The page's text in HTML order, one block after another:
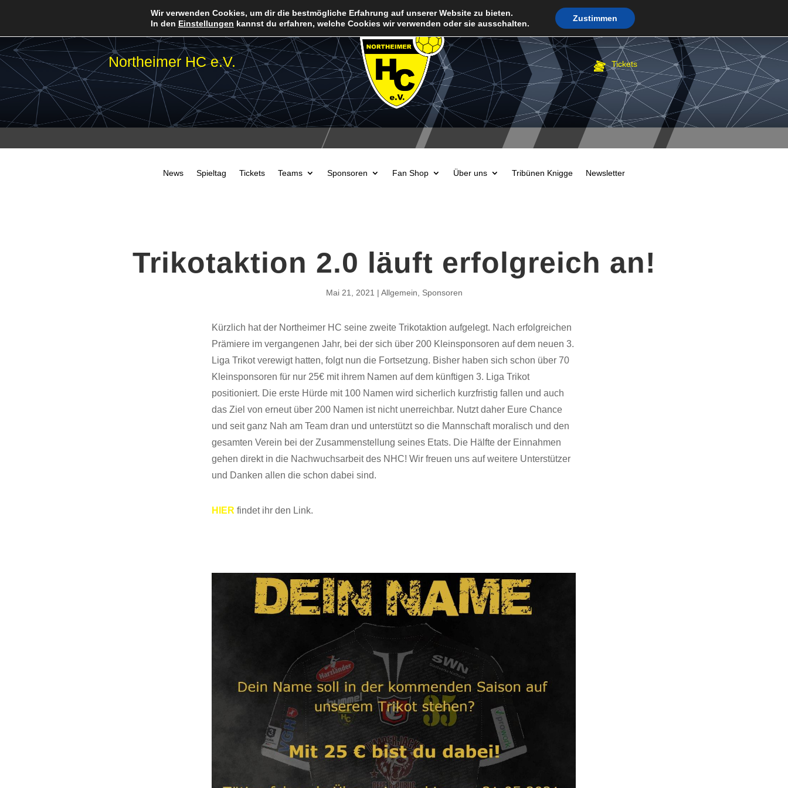
Northeimer HC e.V. Tickets
News Spieltag Tickets Teams Sponsoren Fan Shop Über uns Tribünen Knigge Newsletter
Trikotaktion 2.0 läuft erfolgreich an!
Mai 21, 2021 Allgemein Sponsoren
Kürzlich hat der Northeimer HC seine zweite Trikotaktion aufgelegt. Nach erfolgreichen
Prämiere im vergangenen Jahr, bei der sich über 200 Kleinsponsoren auf dem neuen 3.
Liga Trikot verewigt hatten, folgt nun die Fortsetzung. Bisher haben sich schon über 70
Kleinsponsoren für nur 25€ mit ihrem Namen auf dem künftigen 3. Liga Trikot
positioniert. Die erste Hürde mit 100 Namen wird sicherlich kurzfristig fallen und auch
das Ziel von erneut über 200 Namen ist nicht unerreichbar. Nutzt daher Eure Chance
und seit ganz Nah am Team dran und unterstützt so die Mannschaft moralisch und den
gesamten Verein bei der Zusammenstellung seines Etats. Die Hälfte der Einnahmen
gehen direkt in die Nachwuchsarbeit des NHC! Wir freuen uns auf weitere Unterstützer
und Danken allen die schon dabei sind.
HIER findet ihr den Link.
Wir verwenden Cookies, um dir die bestmögliche Erfahrung auf unserer Website zu bieten.
In den Einstellungen kannst du erfahren, welche Cookies wir verwenden oder sie ausschalten.
Zustimmen